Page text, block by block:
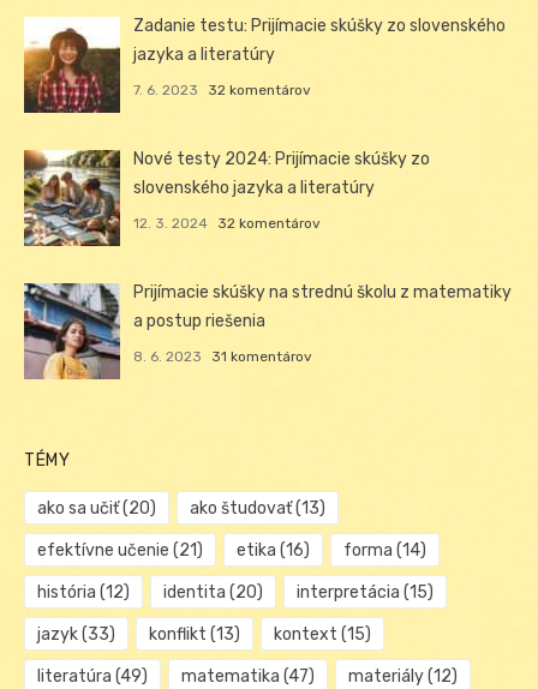
Zadanie testu: Prijímacie skúšky zo slovenského
jazyka a literatúry
7. 6. 2023 32 komentárov
Nové testy 2024: Prijímacie skúšky zo
slovenského jazyka a literatúry
12. 3. 2024 32 komentárov
Prijímacie skúšky na strednú školu z matematiky
a postup riešenia
8. 6. 2023 31 komentárov
TÉMY
ako sa učiť(20) ako študovať(13)
efektívne učenie (21) etika (16) forma (14)
história (12) identita (20) interpretácia (15)
jazyk(33) konflikt (13) kontext (15)
literatúra (49) matematika (47) materiály(12)